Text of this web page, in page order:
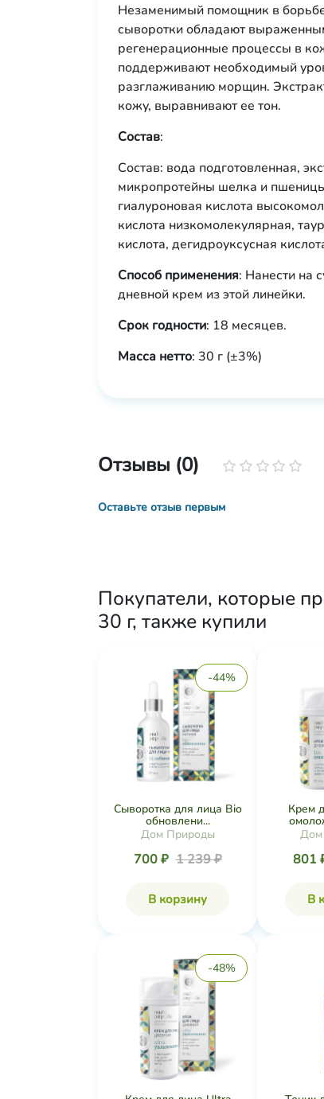
Незаменимый помощник в
сыворотки обладают
регенерационные процессы в
поддерживают необходимый
разглаживанию морщин.
кожу, выравнивают ее тон.
Состав:
Состав: вода подготовленная,
микропротейны шелка и
гиалуроновая кислота
кислота низкомолекулярная,
кислота, дегидроуксусная
Способ применения: Нанести на
дневной крем из этой линейки.
Срок годности: 18 месяцев.
Масса нетто: 30 г (±3%)
Отзывы (0)
Оставьте отзыв первым
Покупатели, которые
30 г, также купили
-44%
Сыворотка для лица Bio
обновлени...
Дом Природы
700 ₽ 1 239 ₽
В корзину
Крем
Дом
801
В
-48%